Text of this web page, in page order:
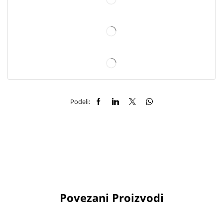
Podeli:
Povezani Proizvodi